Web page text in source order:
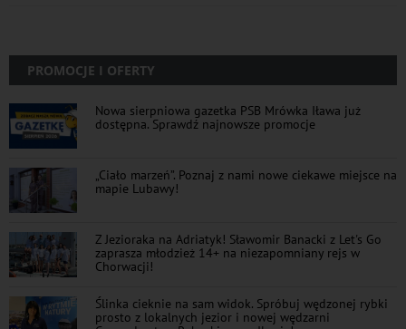
PROMOCJE I OFERTY
Nowa sierpniowa gazetka PSB Mrówka Iława już
dostępna. Sprawdź najnowsze promocje
„Ciało marzeń”. Poznaj z nami nowe ciekawe miejsce na
mapie Lubawy!
Z Jezioraka na Adriatyk! Sławomir Banacki z Let's Go
zaprasza młodzież 14+ na niezapomniany rejs w
Chorwacji!
Ślinka cieknie na sam widok. Spróbuj wędzonej rybki
prosto z lokalnych jezior i nowej wędzarni